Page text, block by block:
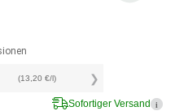
(13,20 €/l)
Sofortiger Versand i